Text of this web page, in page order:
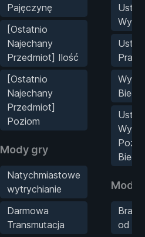
Pajęczynę
[Ostatnio
Najechany
Przedmiot] Ilość
[Ostatnio
Najechany
Przedmiot]
Poziom
Mody gry
Natychmiastowe
wytrychianie
Darmowa
Transmutacja
Mody
Brak
od